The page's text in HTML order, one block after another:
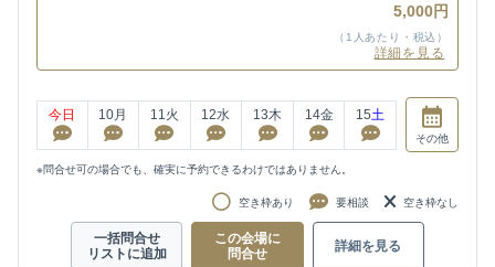
5,000円
（1人あたり・税込）
詳細を見る
今日 10月 11 火 12水 13木 14金 15土
その他
※問合せ可の場合でも、確実に予約できるわけではありません。
空き枠あり 要相談 空き枠なし
一括問合せ
リストに追加
この会場に
問合せ
詳細を見る